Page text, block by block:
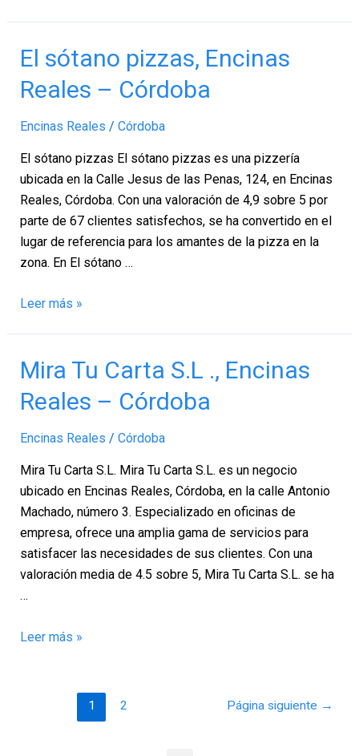
El sótano pizzas, Encinas
Reales – Córdoba
Encinas Reales / Córdoba
El sótano pizzas El sótano pizzas es una pizzería
ubicada en la Calle Jesus de las Penas, 124, en Encinas
Reales, Córdoba. Con una valoración de 4,9 sobre 5 por
parte de 67 clientes satisfechos, se ha convertido en el
lugar de referencia para los amantes de la pizza en la
zona. En El sótano …
El
sótano
pizzas,
Reales
–
Córdoba
Leer más »
Mira Tu Carta S.L ., Encinas
Reales – Córdoba
Encinas Reales / Córdoba
Mira Tu Carta S.L. Mira Tu Carta S.L. es un negocio
ubicado en Encinas Reales, Córdoba, en la calle Antonio
Machado, número 3. Especializado en oficinas de
empresa, ofrece una amplia gama de servicios para
satisfacer las necesidades de sus clientes. Con una
valoración media de 4.5 sobre 5, Mira Tu Carta S.L. se ha
…
Mira
Carta
.,
Encinas
Reales
–
Córdoba
Leer más »
1 2 Página siguiente →